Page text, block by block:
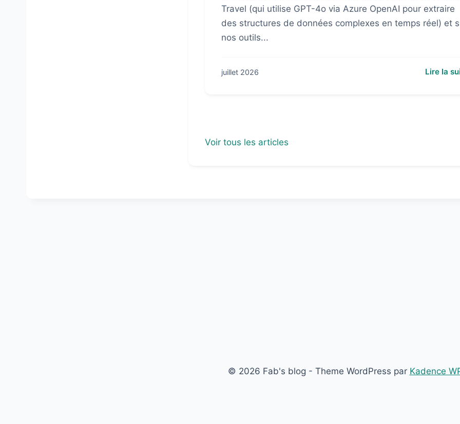
Travel (qui utilise GPT-4o via Azure OpenAI pour extraire
des structures de données complexes en temps réel) et
nos outils...
juillet 2026 Lire la
Voir tous les articles
© 2026 Fab's blog - Theme WordPress par Kadence